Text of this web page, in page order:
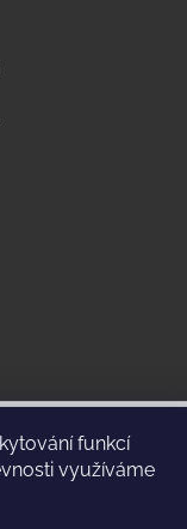
funkcí
využíváme
práva vyhrazena.